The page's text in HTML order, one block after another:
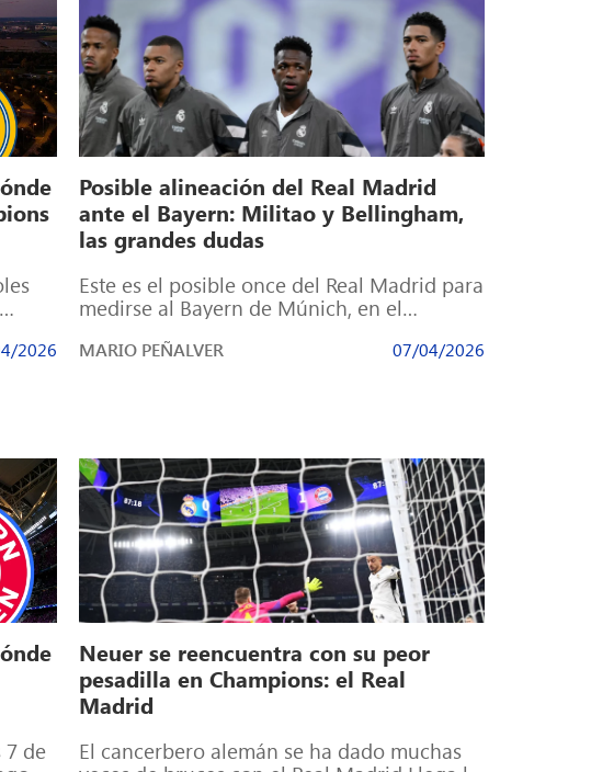
2026
Posible alineación del Real Madrid
ante el Bayern: Militao y Bellingham,
las grandes dudas
Este es el posible once del Real Madrid para
medirse al Bayern de Múnich, en el
MARIO PEÑALVER 07/04/2026
7 de
Neuer se reencuentra con su peor
pesadilla en Champions: el Real
Madrid
El cancerbero alemán se ha dado muchas